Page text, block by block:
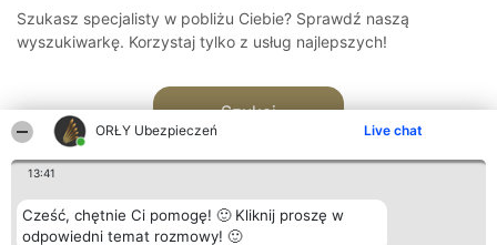
ORŁY Ubezpieczeń Live chat
13:41
Cześć, chętnie Ci pomogę! 🙂 Kliknij proszę w
odpowiedni temat rozmowy! 🙂
Szukasz specjalisty w pobliżu Ciebie? Sprawdź naszą
wyszukiwarkę. Korzystaj tylko z usług najlepszych!
Szukaj